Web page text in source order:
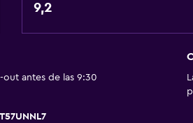
9,2
antes de las 9:30